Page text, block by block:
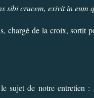
sibi crucem, exivit in
chargé de la croix, sortit
sujet de notre entretien